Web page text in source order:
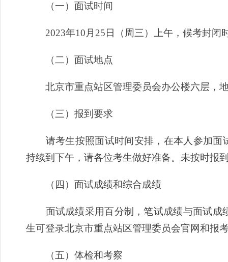
（一）面试时间
2023年10月25日（周三）上午，候考封闭
（二）面试地点
北京市重点站区管理委员会办公楼六层，地
（三）报到要求
请考生按照面试时间安排，在本人参加面
持续到下午，请各位考生做好准备。未按时报
（四）面试成绩和综合成绩
面试成绩采用百分制，笔试成绩与面试成
生可登录北京市重点站区管理委员会官网和报
（五）体检和考察